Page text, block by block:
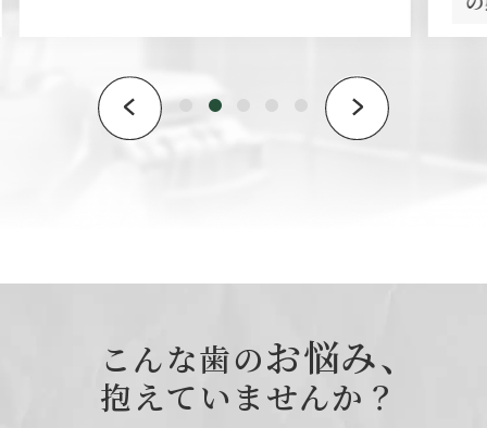
こんな歯のお悩み、
抱えていませんか？